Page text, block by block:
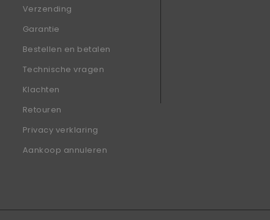
Verzending
Garantie
Bestellen en betalen
Technische vragen
Klachten
Retouren
Privacy verklaring
Aankoop annuleren